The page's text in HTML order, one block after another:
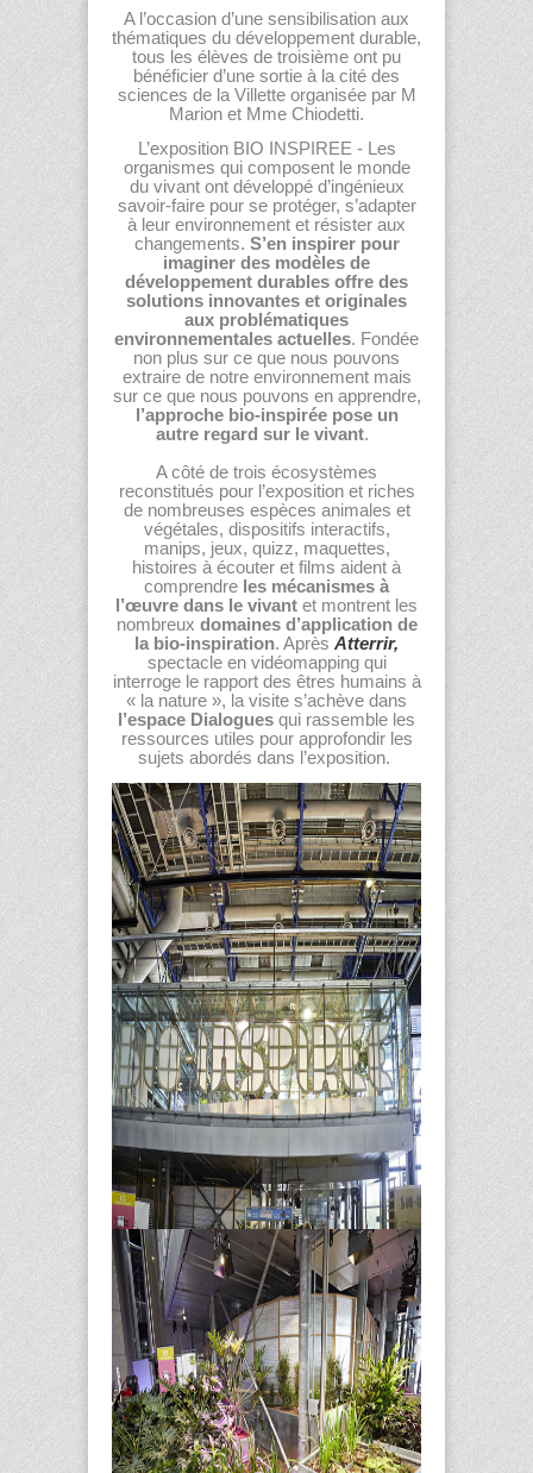
A l’occasion d’une sensibilisation aux
thématiques du développement durable,
tous les élèves de troisième ont pu
bénéficier d’une sortie à la cité des
sciences de la Villette organisée par M
Marion et Mme Chiodetti.
L’exposition BIO INSPIREE - Les
organismes qui composent le monde
du vivant ont développé d’ingénieux
savoir-faire pour se protéger, s’adapter
à leur environnement et résister aux
changements. S’en inspirer pour
imaginer des modèles de
développement durables offre des
solutions innovantes et originales
aux problématiques
environnementales actuelles. Fondée
non plus sur ce que nous pouvons
extraire de notre environnement mais
sur ce que nous pouvons en apprendre,
l’approche bio-inspirée pose un
autre regard sur le vivant.
A côté de trois écosystèmes
reconstitués pour l’exposition et riches
de nombreuses espèces animales et
végétales, dispositifs interactifs,
manips, jeux, quizz, maquettes,
histoires à écouter et films aident à
comprendre les mécanismes à
l’œuvre dans le vivant et montrent les
nombreux domaines d’application de
la bio-inspiration. Après Atterrir,
spectacle en vidéomapping qui
interroge le rapport des êtres humains à
« la nature », la visite s’achève dans
l’espace Dialogues qui rassemble les
ressources utiles pour approfondir les
sujets abordés dans l’exposition.